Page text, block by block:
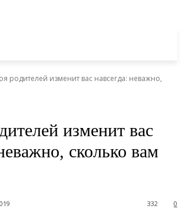
родителей изменит вас навсегда: неважно,
изменит вас
сколько вам
0
332